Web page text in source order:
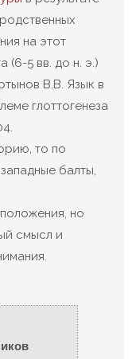
на этот
(6-5 вв. до н. э.)
В.В. Язык в
глоттогенеза
то по
балты,
но
смысл и